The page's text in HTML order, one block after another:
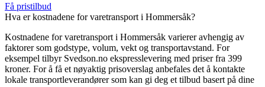
Få pristilbud
Hva er kostnadene for varetransport i Hommersåk?
Kostnadene for varetransport i Hommersåk varierer avhengig av
faktorer som godstype, volum, vekt og transportavstand. For
eksempel tilbyr Svedson.no ekspresslevering med priser fra 399
kroner. For å få et nøyaktig prisoverslag anbefales det å kontakte
lokale transportleverandører som kan gi deg et tilbud basert på dine